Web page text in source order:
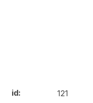
id: 121